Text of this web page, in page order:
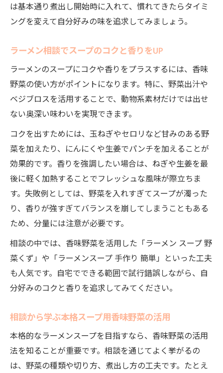
は基本通り煮出し開始時に入れて、慣れてきたらタイミ
ングを変えて自分好みの味を追求してみましょう。
ラーメン相談でスープのコクと香りをUP
ラーメンのスープにコクや香りをプラスするには、香味
野菜の使い方がポイントになります。特に、野菜出汁や
ベジブロスを活用することで、動物系素材だけでは出せ
ない奥深い味わいを実現できます。
コクを出すためには、玉ねぎやセロリなど甘みのある野
菜を加えたり、にんにくや生姜でパンチを加えることが
効果的です。香りを強調したい場合は、ねぎや生姜を最
後に軽く加熱することでフレッシュな風味が際立ちま
す。失敗例としては、野菜を入れすぎてスープが濁った
り、香りが強すぎてバランスを崩してしまうこともある
ため、分量には注意が必要です。
相談の中では、香味野菜を活用した「ラーメン スープ 野
菜くず」や「ラーメンスープ 手作り 簡単」といった工夫
も人気です。自宅でできる範囲で試行錯誤しながら、自
分好みのコクと香りを追求してみてください。
相談から学ぶ本格スープ用香味野菜の活用
本格的なラーメンスープを目指すなら、香味野菜の活用
法を知ることが重要です。相談を通じてよく挙がるの
は、野菜の種類や切り方、煮出し方の工夫です。たとえ